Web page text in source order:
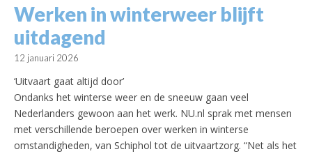
Werken in winterweer blijft
uitdagend
12 januari 2026
‘Uitvaart gaat altijd door’
Ondanks het winterse weer en de sneeuw gaan veel
Nederlanders gewoon aan het werk. NU.nl sprak met mensen
met verschillende beroepen over werken in winterse
omstandigheden, van Schiphol tot de uitvaartzorg. “Net als het